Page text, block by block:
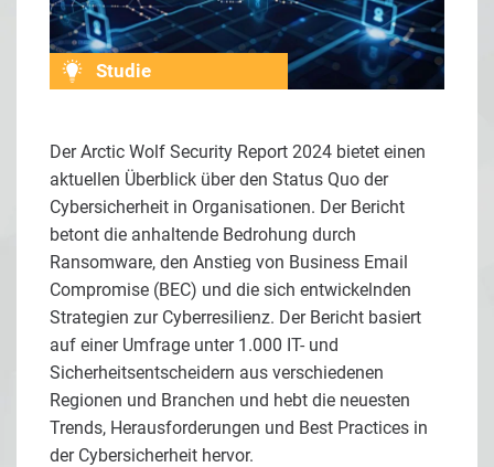
Studie
Der Arctic Wolf Security Report 2024 bietet einen
aktuellen Überblick über den Status Quo der
Cybersicherheit in Organisationen. Der Bericht
betont die anhaltende Bedrohung durch
Ransomware, den Anstieg von Business Email
Compromise (BEC) und die sich entwickelnden
Strategien zur Cyberresilienz. Der Bericht basiert
auf einer Umfrage unter 1.000 IT- und
Sicherheitsentscheidern aus verschiedenen
Regionen und Branchen und hebt die neuesten
Trends, Herausforderungen und Best Practices in
der Cybersicherheit hervor.